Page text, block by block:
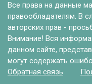
Все права на данные
правообладателям. В
авторских прав -
Внимание! Вся
данном сайте,
могут содержать
Обратная связь